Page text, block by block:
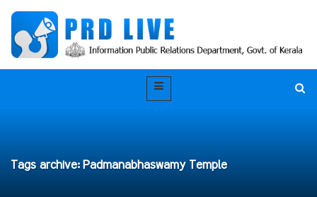
Tags archive: Padmanabhaswamy Temple